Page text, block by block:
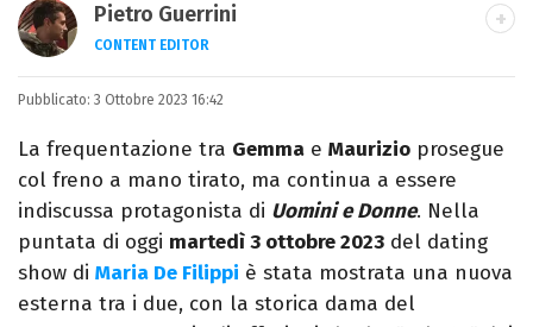
Pietro Guerrini
CONTENT EDITOR
Laurea in Lettere, smania di viaggi e
Pixar).
Pubblicato: 3 Ottobre 2023 16:42
La frequentazione tra Gemma e Maurizio prosegue
col freno a mano tirato, ma continua a essere
indiscussa protagonista di Uomini e Donne. Nella
puntata di oggi martedì 3 ottobre 2023 del dating
show di Maria De Filippi è stata mostrata una nuova
esterna tra i due, con la storica dama del